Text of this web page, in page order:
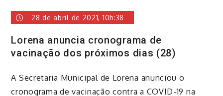
28 de abril de 2021, 10h:38
Lorena anuncia cronograma de
vacinação dos próximos dias (28)
A Secretaria Municipal de Lorena anunciou o
cronograma de vacinação contra a COVID-19 na